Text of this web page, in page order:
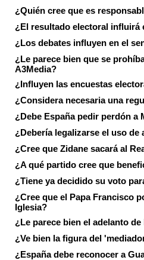
¿Quién cree que es
¿El resultado electoral influirá
¿Los debates influyen en el
¿Le parece bien que se
A3Media?
¿Influyen las encuestas
¿Considera necesaria una
¿Debe España pedir perdón a
¿Debería legalizarse el uso de
¿Cree que Zidane sacará al
¿A qué partido cree que
¿Tiene ya decidido su voto
¿Cree que el Papa Francisco
Iglesia?
¿Le parece bien el adelanto
¿Ve bien la figura del
¿España debe reconocer a